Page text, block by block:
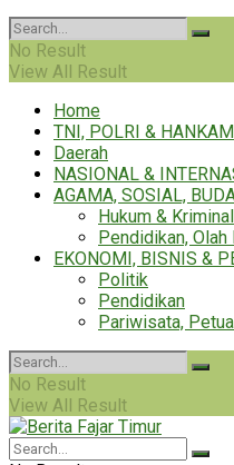
No Result
View All Result
Home
TNI, POLRI & HANKAM
Daerah
NASIONAL &
AGAMA, SOSIAL,
Hukum & Kriminal
Pendidikan, Olah
EKONOMI, BISNIS &
Politik
Pendidikan
Pariwisata,
No Result
View All Result